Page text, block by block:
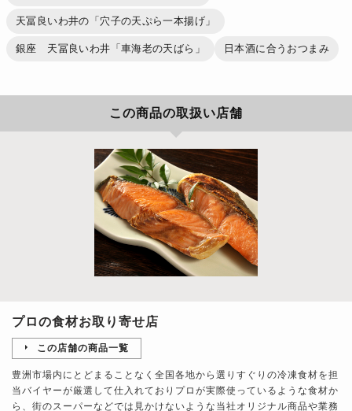
天冨良いわ井の「穴子の天ぷら一本揚げ」
銀座 天冨良いわ井「車海老の天ばら」 日本酒に合うおつまみ
この商品の取扱い店舗
プロの食材お取り寄せ店
この店舗の商品一覧
豊洲市場内にとどまることなく全国各地から選りすぐりの冷凍食材を担
当バイヤーが厳選して仕入れておりプロが実際使っているような食材か
ら、街のスーパーなどでは見かけないような当社オリジナル商品や業務